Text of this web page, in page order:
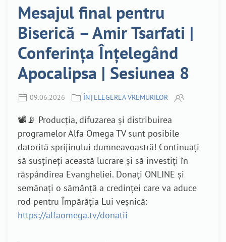
Mesajul final pentru
Biserică – Amir Tsarfati |
Conferința Înțelegând
Apocalipsa | Sesiunea 8
09.06.2026 ÎNȚELEGEREA VREMURILOR
📽️📡 Producția, difuzarea și distribuirea
programelor Alfa Omega TV sunt posibile
datorită sprijinului dumneavoastră! Continuați
să susțineți această lucrare și să investiți în
răspândirea Evangheliei. Donați ONLINE și
semănați o sămânță a credinței care va aduce
rod pentru Împărăția Lui veșnică:
https://alfaomega.tv/donatii